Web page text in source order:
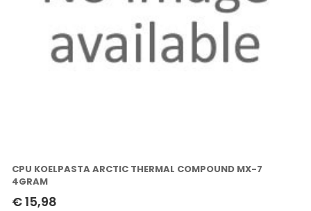
CPU KOELPASTA ARCTIC THERMAL COMPOUND MX-7
4GRAM
€ 15,98